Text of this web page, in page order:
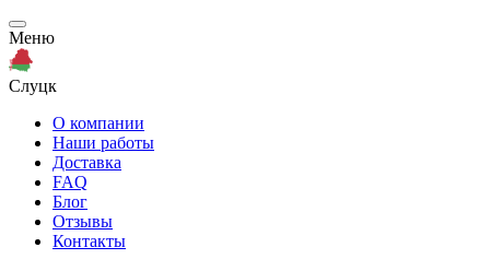
Меню
Слуцк
О компании
Наши работы
Доставка
FAQ
Блог
Отзывы
Контакты